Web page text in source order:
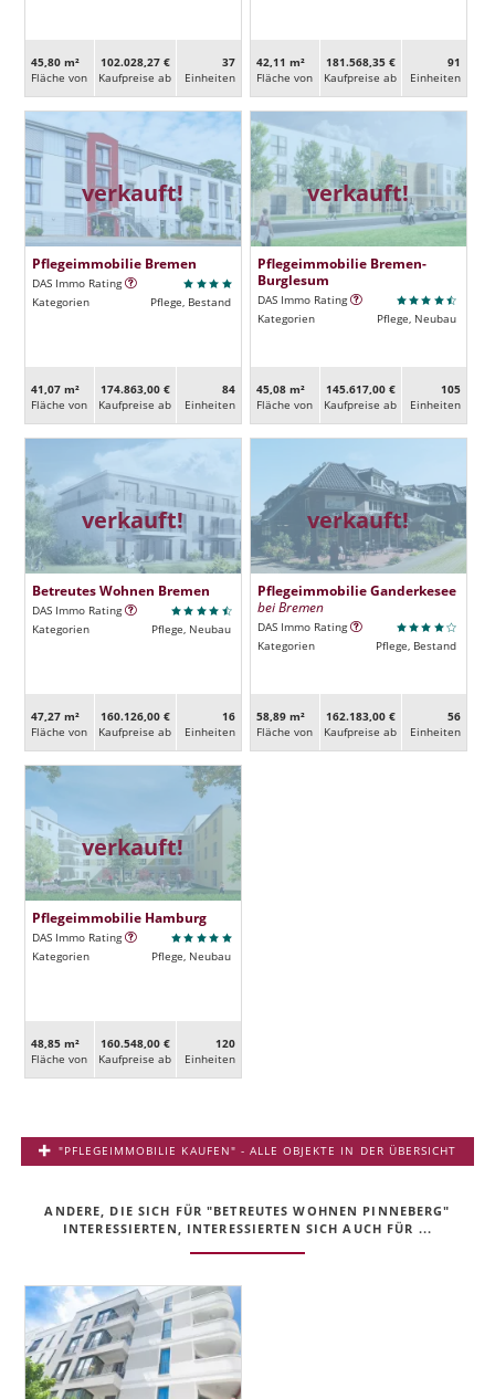
45,80 m²
Fläche von
102.028,27 €
Kaufpreise ab
37
Ein­heiten
42,11 m²
Fläche von
181.568,35 €
Kaufpreise ab
91
Ein­heiten
verkauft!
Pflegeimmobilie Bremen
DAS Immo Rating
Kategorien
Pflege, Bestand
41,07 m²
Fläche von
174.863,00 €
Kaufpreise ab
84
Ein­heiten
verkauft!
Pflegeimmobilie Bremen-
Burglesum
DAS Immo Rating
Kategorien
Pflege, Neubau
45,08 m²
Fläche von
145.617,00 €
Kaufpreise ab
105
Ein­heiten
verkauft!
Betreutes Wohnen Bremen
DAS Immo Rating
Kategorien
Pflege, Neubau
47,27 m²
Fläche von
160.126,00 €
Kaufpreise ab
16
Ein­heiten
verkauft!
Pflegeimmobilie Ganderkesee
bei Bremen
DAS Immo Rating
Kategorien
Pflege, Bestand
58,89 m²
Fläche von
162.183,00 €
Kaufpreise ab
56
Ein­heiten
verkauft!
Pflegeimmobilie Hamburg
DAS Immo Rating
Kategorien
Pflege, Neubau
48,85 m²
Fläche von
160.548,00 €
Kaufpreise ab
120
Ein­heiten
"PFLEGEIMMOBILIE KAUFEN" - ALLE OBJEKTE IN DER ÜBERSICHT
ANDERE, DIE SICH FÜR "BETREUTES WOHNEN PINNEBERG"
INTERESSIERTEN, INTERESSIERTEN SICH AUCH FÜR ...